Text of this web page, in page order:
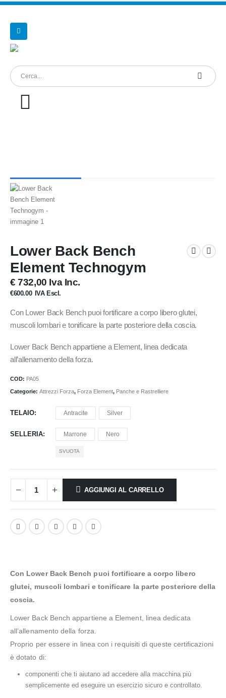
RICONDIZIONATO
Lower Back Bench
Element Technogym
€ 732,00 Iva Inc.
€600.00 IVA Escl.
Con Lower Back Bench puoi fortificare a corpo libero glutei,
muscoli lombari e tonificare la parte posteriore della coscia.
Lower Back Bench appartiene a Element, linea dedicata
all’allenamento della forza.
COD: PA05
Categorie: Attrezzi Forza, Forza Element, Panche e Rastrelliere
TELAIO Antracite Silver
SELLERIA Marrone Nero
SVUOTA
AGGIUNGI AL CARRELLO
Con Lower Back Bench puoi fortificare a corpo libero
glutei, muscoli lombari e tonificare la parte posteriore della
coscia.
Lower Back Bench appartiene a Element, linea dedicata
all’allenamento della forza.
Proprio per essere in linea con i requisiti di queste certificazioni
è dotato di:
componenti che ti aiutano ad accedere alla macchina più
semplicemente ed eseguire un esercizio sicuro e controllato.